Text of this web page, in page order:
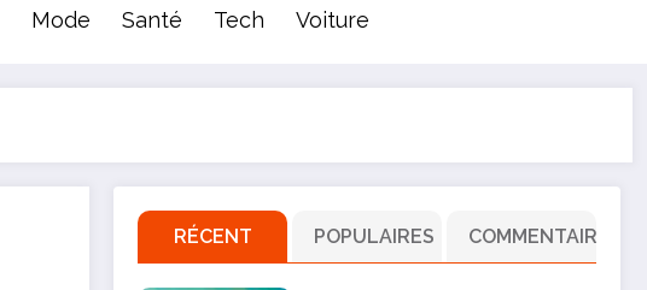
Mode Santé Tech Voiture
RÉCENT POPULAIRES COMMENTAIRE